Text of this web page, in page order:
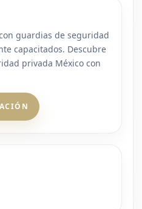
guardias de seguridad
capacitados. Descubre
privada México con